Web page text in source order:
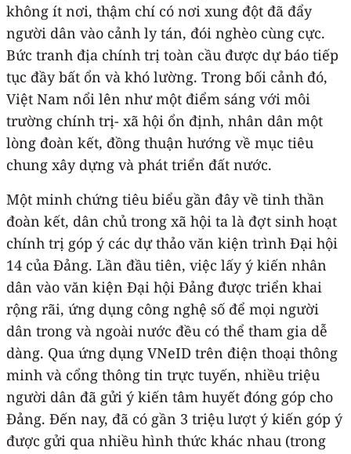
không ít nơi, thậm chí có nơi xung đột đã đẩy
người dân vào cảnh ly tán, đói nghèo cùng cực.
Bức tranh địa chính trị toàn cầu được dự báo tiếp
tục đầy bất ổn và khó lường. Trong bối cảnh đó,
Việt Nam nổi lên như một điểm sáng với môi
trường chính trị- xã hội ổn định, nhân dân một
lòng đoàn kết, đồng thuận hướng về mục tiêu
chung xây dựng và phát triển đất nước.
Một minh chứng tiêu biểu gần đây về tinh thần
đoàn kết, dân chủ trong xã hội ta là đợt sinh hoạt
chính trị góp ý các dự thảo văn kiện trình Đại hội
14 của Đảng. Lần đầu tiên, việc lấy ý kiến nhân
dân vào văn kiện Đại hội Đảng được triển khai
rộng rãi, ứng dụng công nghệ số để mọi người
dân trong và ngoài nước đều có thể tham gia dễ
dàng. Qua ứng dụng VNeID trên điện thoại thông
minh và cổng thông tin trực tuyến, nhiều triệu
người dân đã gửi ý kiến tâm huyết đóng góp cho
Đảng. Đến nay, đã có gần 3 triệu lượt ý kiến góp ý
được gửi qua nhiều hình thức khác nhau (trong